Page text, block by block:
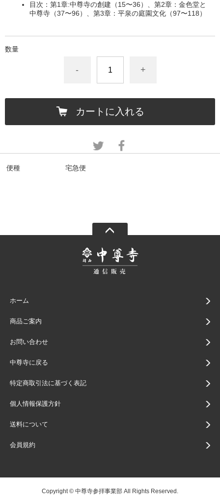
目次：第1章:中尊寺の創建（15〜36）、第2章：金色堂と
中尊寺（37〜96）、第3章：平泉の庭園文化（97〜118）
数量
- +
カートに入れる
便種 宅急便
ホーム
商品ご案内
お問い合わせ
中尊寺に戻る
特定商取引法に基づく表記
個人情報保護方針
送料について
会員規約
Copyright © 中尊寺参拝事業部 All Rights Reserved.